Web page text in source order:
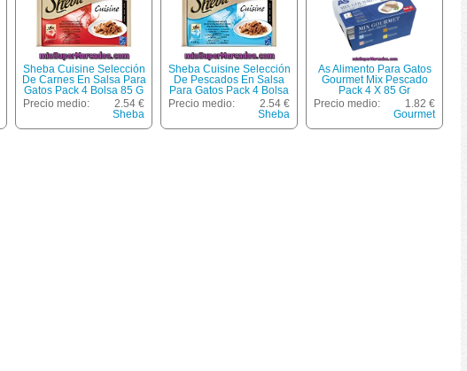
Sheba Cuisine Selección
De Carnes En Salsa Para
Gatos Pack 4 Bolsa 85 G
Precio medio:
2.54 €
Sheba
Sheba Cuisine Selección
De Pescados En Salsa
Para Gatos Pack 4 Bolsa
85 G
Precio medio:
2.54 €
Sheba
As Alimento Para Gatos
Gourmet Mix Pescado
Pack 4 X 85 Gr
Precio medio:
1.82 €
Gourmet